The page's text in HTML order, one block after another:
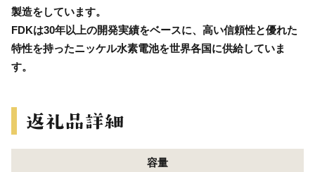
製造をしています。
FDKは30年以上の開発実績をベースに、高い信頼性と優れた
特性を持ったニッケル水素電池を世界各国に供給していま
す。
容量